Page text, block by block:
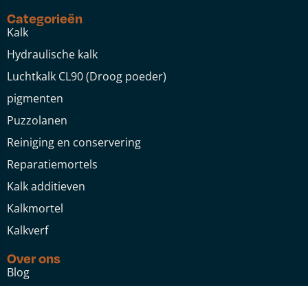
Categorieën
Kalk
Hydraulische kalk
Luchtkalk CL90 (Droog poeder)
pigmenten
Puzzolanen
Reiniging en conservering
Reparatiemortels
Kalk additieven
Kalkmortel
Kalkverf
Over ons
Blog